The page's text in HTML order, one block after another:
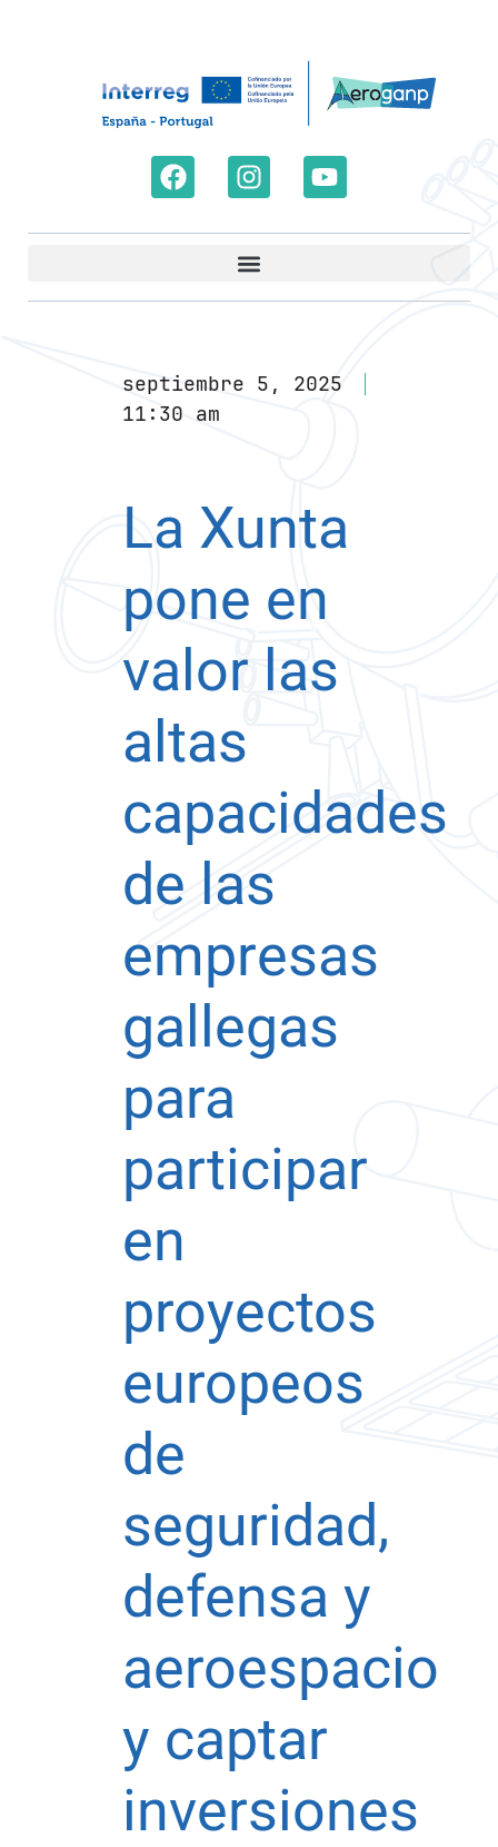
septiembre 5, 2025
11:30 am
La Xunta
pone en
valor las
altas
capacidades
de las
empresas
gallegas
para
participar
en
proyectos
europeos
de
seguridad,
defensa y
aeroespacio
y captar
inversiones